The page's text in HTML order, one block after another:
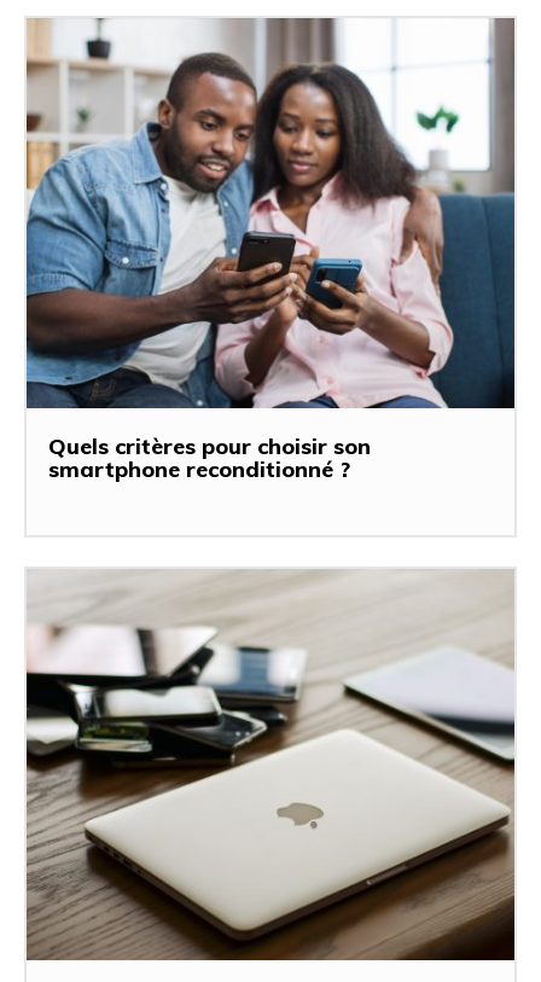
Quels critères pour choisir son
smartphone reconditionné ?